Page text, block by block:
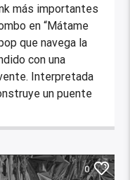
más importantes
en “Mátame
que navega la
con una
Interpretada
un puente
0